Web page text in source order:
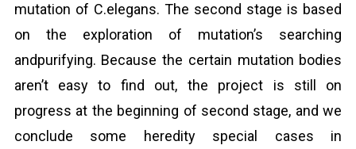
mutation of C.elegans. The second stage is based
on the exploration of mutation’s searching
andpurifying. Because the certain mutation bodies
aren’t easy to find out, the project is still on
progress at the beginning of second stage, and we
conclude some heredity special cases in